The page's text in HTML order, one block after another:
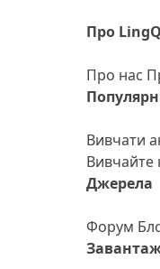
Про LingQ
Про нас
Вивчати
Вивчайте
Джерела
Форум